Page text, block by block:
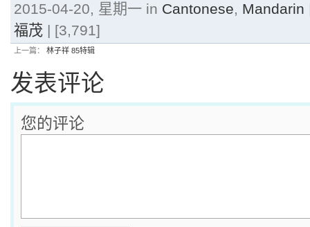
2015-04-20, 星期一 in Cantonese, Mandarin
福茂 | [3,791]
上一篇： 林子祥 85特辑
发表评论
您的评论